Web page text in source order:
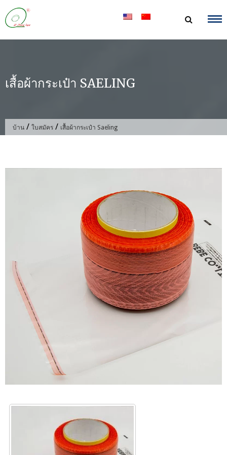
ข้าม
ไป
เนื้อหา
เสื้อผ้ากระเป๋า SAELING
บ้าน / ใบสมัคร / เสื้อผ้ากระเป๋า Saeling